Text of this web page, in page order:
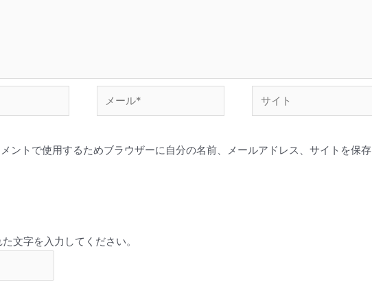
ントで使用するためブラウザーに自分の名前、メールアドレス、サイトを保存
文字を入力してください。